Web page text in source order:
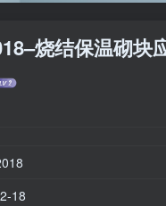
烧结保温砌块
18